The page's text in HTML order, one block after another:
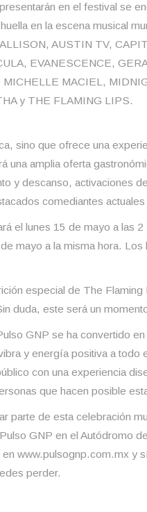
en el festival se
en la escena musical
AUSTIN TV,
EVANESCENCE,
MACIEL,
y THE FLAMING LIPS.
sino que ofrece una
una amplia oferta
y descanso, activaciones
comediantes
el lunes 15 de mayo a las
mayo a la misma hora.
especial de The
duda, este será un
GNP se ha convertido
y energía positiva a todo
con una experiencia
que hacen posible
parte de esta celebración
GNP en el Autódromo
www.pulsognp.com.mx y
perder.